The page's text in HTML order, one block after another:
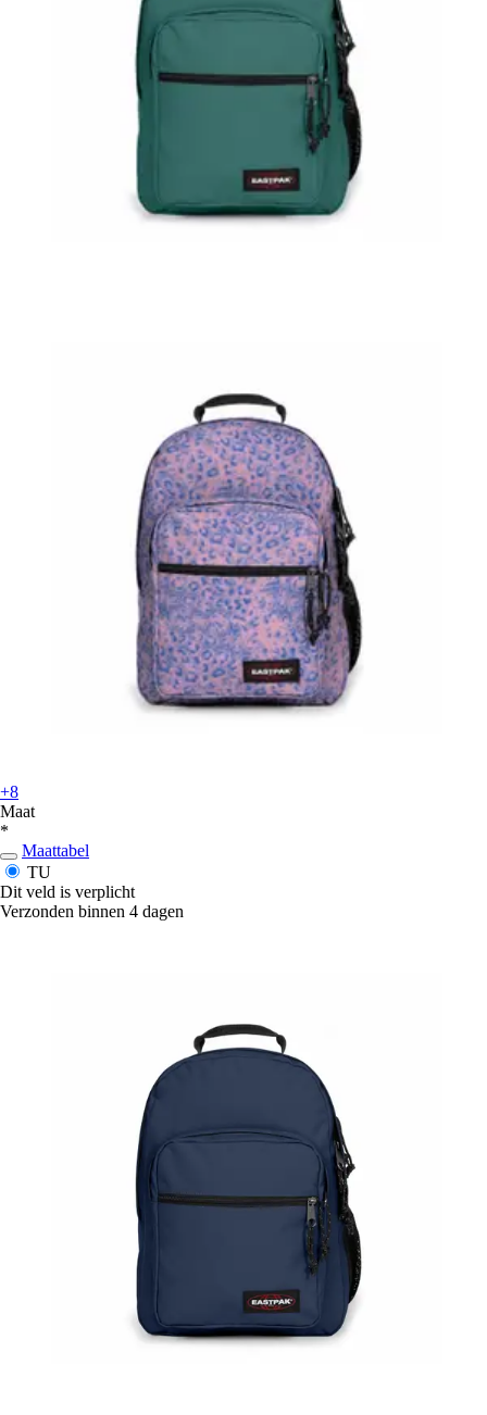
+8
Maat
*
Maattabel
TU
Dit veld is verplicht
Verzonden binnen 4 dagen